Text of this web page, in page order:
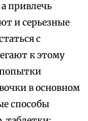
привлечь
и серьезные
с
к этому
попытки
в основном
способы